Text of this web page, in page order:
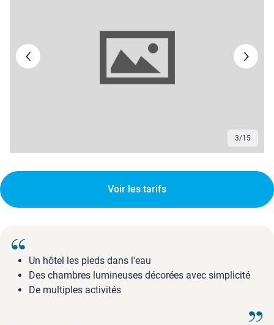
3/15
Voir les tarifs
Un hôtel les pieds dans l'eau
Des chambres lumineuses décorées avec simplicité
De multiples activités